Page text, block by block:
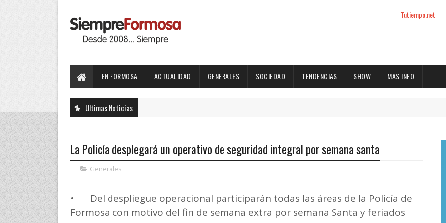
Tutiempo.net
EN FORMOSA ACTUALIDAD GENERALES SOCIEDAD TENDENCIAS SHOW MAS INFO
Ultimas Noticias
La Policía desplegará un operativo de seguridad integral por semana santa
Generales
•
Del despliegue operacional participarán todas las áreas de la Policía de
Formosa con motivo del fin de semana extra por semana Santa y feriados